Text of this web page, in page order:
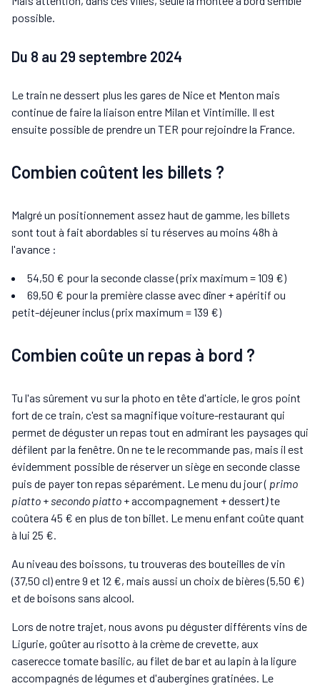
possible.
Du 8 au 29 septembre 2024
Le train ne dessert plus les gares de Nice et Menton mais
continue de faire la liaison entre Milan et Vintimille. Il est
ensuite possible de prendre un TER pour rejoindre la France.
Combien coûtent les billets ?
Malgré un positionnement assez haut de gamme, les billets
sont tout à fait abordables si tu réserves au moins 48h à
l'avance :
54,50 € pour la seconde classe (prix maximum = 109 €)
69,50 € pour la première classe avec dîner + apéritif ou
petit-déjeuner inclus (prix maximum = 139 €)
Combien coûte un repas à bord ?
Tu l'as sûrement vu sur la photo en tête d'article, le gros point
fort de ce train, c'est sa magnifique voiture-restaurant qui
permet de déguster un repas tout en admirant les paysages qui
défilent par la fenêtre. On ne te le recommande pas, mais il est
évidemment possible de réserver un siège en seconde classe
puis de payer ton repas séparément. Le menu du jour ( primo
piatto +secondo piatto + accompagnement + dessert)te
coûtera 45 € en plus de ton billet. Le menu enfant coûte quant
à lui 25 €.
Au niveau des boissons, tu trouveras des bouteilles de vin
(37,50 cl) entre 9 et 12 €, mais aussi un choix de bières (5,50 €)
et de boisons sans alcool.
Lors de notre trajet, nous avons pu déguster différents vins de
Ligurie, goûter au risotto à la crème de crevette, aux
caserecce tomate basilic, au filet de bar et au lapin à la ligure
accompagnés de légumes et d'aubergines gratinées. Le